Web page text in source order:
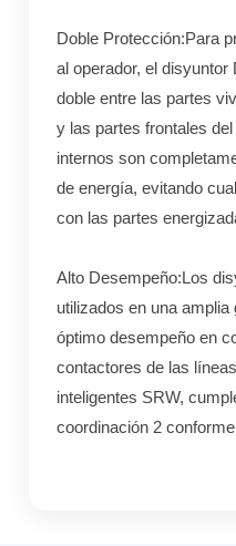
Doble Protección:Para
al operador, el
doble entre las partes
y las partes frontales
internos son
de energía, evitando
con las partes
Alto Desempeño:Los
utilizados en una
óptimo desempeño en
contactores de las
inteligentes SRW,
coordinación 2